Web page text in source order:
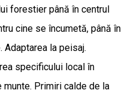
forestier până în centrul
cine se încumetă, până în
Adaptarea la peisaj.
specificului local în
munte. Primiri calde de la